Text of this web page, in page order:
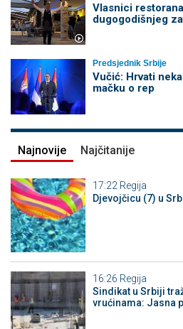
Vlasnici
dugogodišnjeg
Predsjednik Srbije
Vučić: Hrvati
mačku o rep
Najnovije Najčitanije
17:22 Regija
Djevojčicu (7) u
16:26 Regija
Sindikat u Srbiji
vrućinama: Jasna